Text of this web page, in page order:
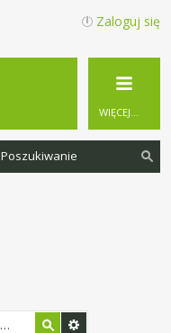
Zaloguj się
WIĘCEJ…
Poszukiwanie